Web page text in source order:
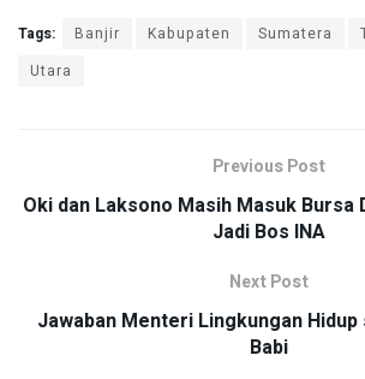
Tags: Banjir Kabupaten Sumatera
Utara
Previous Post
Oki dan Laksono Masih Masuk Bursa
Jadi Bos INA
Next Post
Jawaban Menteri Lingkungan
Babi